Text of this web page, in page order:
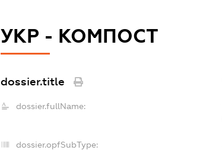
УКР - КОМПОСТ
dossier.title
dossier.fullName:
dossier.opfSubType: